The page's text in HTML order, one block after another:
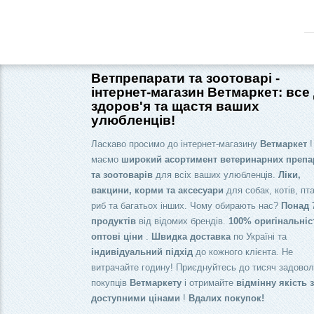
Ветпрепарати та зоотоварі -
інтернет-магазин Ветмаркет:
здоров'я та щастя ваших
улюбленців!
Ласкаво просимо до інтернет-магазину Ветмаркет
маємоширокий асортимент ветеринарних
та зоотоварів для всіх ваших улюбленців. Ліки,
вакцини, корми та аксесуаридля собак, котів,
риб та багатьох інших. Чому обирають нас? Понад
продуктів від відомих брендів. 100%
оптові ціни. Швидка доставка по Україні та
індивідуальний підхід до кожного клієнта. Не
витрачайте годину! Приєднуйтесь до тисяч
покупців Ветмаркетуі отримайте відмінну якість
доступними цінами ! Вдалих покупок!